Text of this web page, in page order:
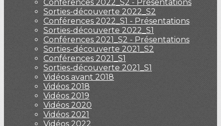
Conférences 2022_S2 - Présentations
Sorties-découverte 2022_S2
Conférences 2022_S1 - Présentations
Sorties-découverte 2022_S1
Conférences 2021_S2 - Présentations
Sorties-découverte 2021_S2
Conférences 2021_S1
Sorties-découverte 2021_S1
Vidéos avant 2018
Vidéos 2018
Vidéos 2019
Vidéos 2020
Vidéos 2021
Vidéos 2022